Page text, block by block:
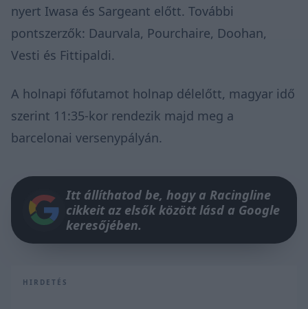
nyert Iwasa és Sargeant előtt. További
pontszerzők: Daurvala, Pourchaire, Doohan,
Vesti és Fittipaldi.
A holnapi főfutamot holnap délelőtt, magyar idő
szerint 11:35-kor rendezik majd meg a
barcelonai versenypályán.
Itt állíthatod be, hogy a Racingline
cikkeit az elsők között lásd a Google
keresőjében.
HIRDETÉS